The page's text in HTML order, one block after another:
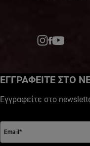
ΕΓΓΡΑΦΕΙΤΕ ΣΤΟ
Εγγραφείτε στο
Email *